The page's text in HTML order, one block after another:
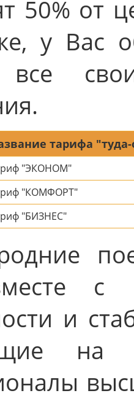
50% от
у Вас
все
тарифа
"ЭКОНОМ"
"КОМФОРТ"
"БИЗНЕС"
с
и
на